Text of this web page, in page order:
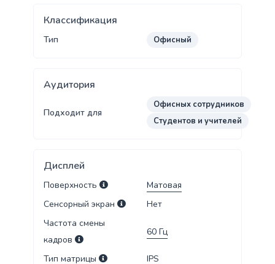
Классификация
Тип Офисный
Аудитория
Подходит для
Офисных сотрудников
Студентов и учителей
Дисплей
Поверхность
Матовая
Сенсорный экран
Нет
Частота смены
кадров
60 Гц
Тип матрицы IPS